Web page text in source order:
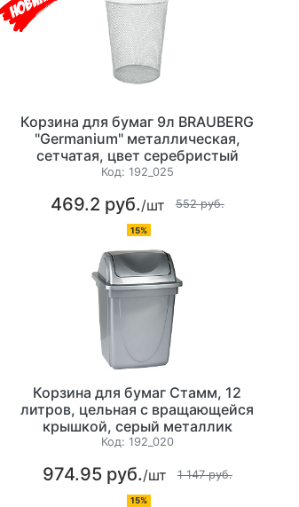
Корзина для бумаг 9л BRAUBERG
"Germanium" металлическая,
сетчатая, цвет серебристый
Код: 192_025
469.2 руб./шт 552 руб.
15%
Корзина для бумаг Стамм, 12
литров, цельная с вращающейся
крышкой, серый металлик
Код: 192_020
974.95 руб./шт 1 147 руб.
15%